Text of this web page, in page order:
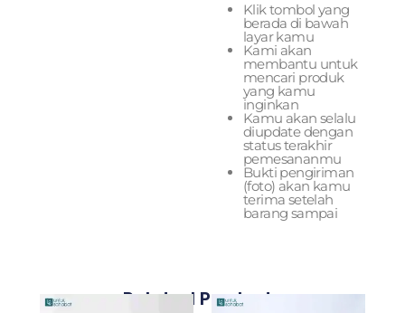
Klik tombol yang
berada di bawah
layar kamu
Kami akan
membantu untuk
mencari produk
yang kamu
inginkan
Kamu akan selalu
diupdate dengan
status terakhir
pemesananmu
Bukti pengiriman
(foto) akan kamu
terima setelah
barang sampai
Related Products
Original
Current